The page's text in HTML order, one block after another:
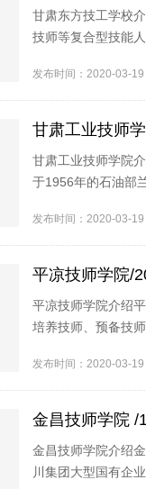
甘肃东方技工学校
技师等复合型技能
发布时间：2020-03-
甘肃工业技师
甘肃工业技师学院
于1956年的石油部
发布时间：2020-03-
平凉技师学院/
平凉技师学院介绍
培养技师、预备技
发布时间：2020-03-
金昌技师学院 /
金昌技师学院介绍
川集团大型国有企